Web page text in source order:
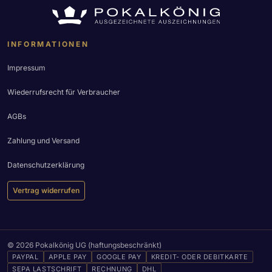
INFORMATIONEN
Impressum
Wiederrufsrecht für Verbraucher
AGBs
Zahlung und Versand
Datenschutzerklärung
Vertrag widerrufen
© 2026 Pokalkönig UG (haftungsbeschränkt)
PAYPAL APPLE PAY GOOGLE PAY
KREDIT- ODER DEBITKARTE
SEPA LASTSCHRIFT
RECHNUNG DHL